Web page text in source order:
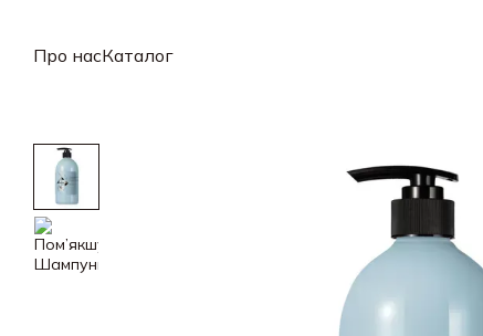
Про насКаталог